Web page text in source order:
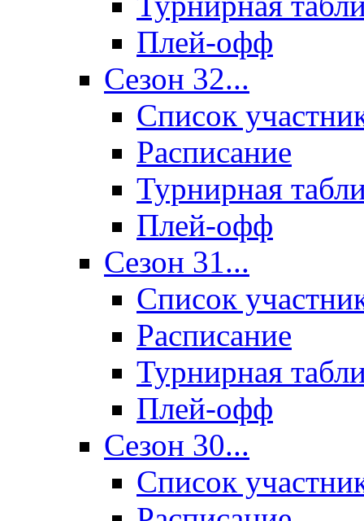
Плей-офф
Сезон 32...
Список
Расписание
Турнирная
Плей-офф
Сезон 31...
Список
Расписание
Турнирная
Плей-офф
Сезон 30...
Список